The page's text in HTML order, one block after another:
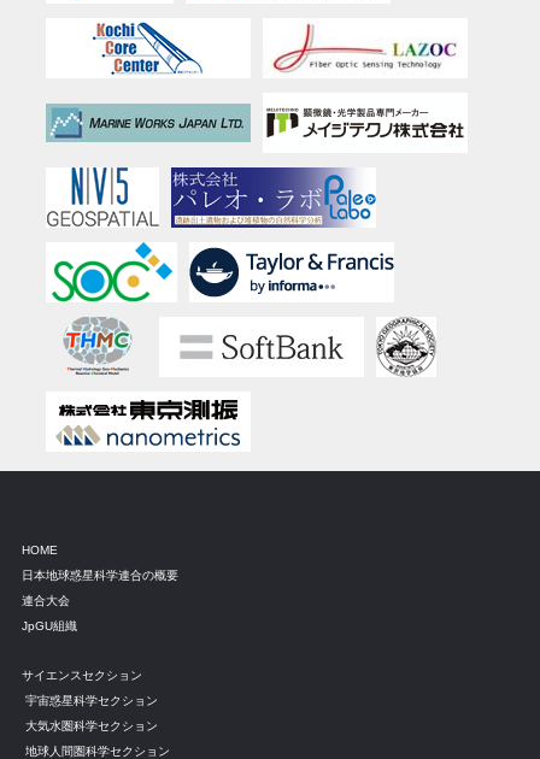
HOME
日本地球惑星科学連合の概要
連合大会
JpGU組織
サイエンスセクション
宇宙惑星科学セクション
大気水圏科学セクション
地球人間圏科学セクション